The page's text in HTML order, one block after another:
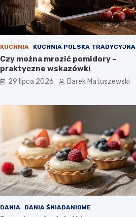
KUCHNIA KUCHNIA POLSKA TRADYCYJNA
Czy można mrozić pomidory –
praktyczne wskazówki
29 lipca 2026 Darek Matuszewski
DANIA DANIA ŚNIADANIOWE